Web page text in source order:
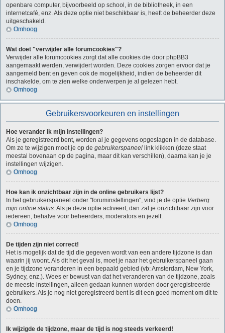
openbare computer, bijvoorbeeld op school, in de bibliotheek, in een
internetcafé, enz. Als deze optie niet beschikbaar is, heeft de beheerder deze
uitgeschakeld.
Omhoog
Wat doet "verwijder alle forumcookies"?
Verwijder alle forumcookies zorgt dat alle cookies die door phpBB3
aangemaakt werden, verwijdert worden. Deze cookies zorgen ervoor dat je
aangemeld bent en geven ook de mogelijkheid, indien de beheerder dit
inschakelde, om te zien welke onderwerpen je al gelezen hebt.
Omhoog
Gebruikersvoorkeuren en instellingen
Hoe verander ik mijn instellingen?
Als je geregistreerd bent, worden al je gegevens opgeslagen in de database.
Om ze te wijzigen moet je op de gebruikerspaneel link klikken (deze staat
meestal bovenaan op de pagina, maar dit kan verschillen), daarna kan je je
instellingen wijzigen.
Omhoog
Hoe kan ik onzichtbaar zijn in de online gebruikers lijst?
In het gebruikerspaneel onder "foruminstellingen", vind je de optie Verberg
mijn online status. Als je deze optie activeert, dan zal je onzichtbaar zijn voor
iedereen, behalve voor beheerders, moderators en jezelf.
Omhoog
De tijden zijn niet correct!
Het is mogelijk dat de tijd die gegeven wordt van een andere tijdzone is dan
waarin jij woont. Als dit het geval is, moet je naar het gebruikerspaneel gaan
en je tijdzone veranderen in een bepaald gebied (vb: Amsterdam, New York,
Sydney, enz.). Wees er bewust van dat het veranderen van de tijdzone, zoals
de meeste instellingen, alleen gedaan kunnen worden door geregistreerde
gebruikers. Als je nog niet geregistreerd bent is dit een goed moment om dit te
doen.
Omhoog
Ik wijzigde de tijdzone, maar de tijd is nog steeds verkeerd!